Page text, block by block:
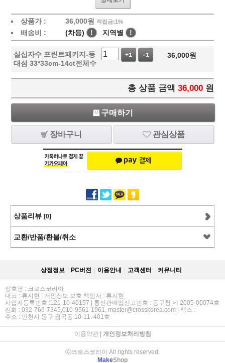
상품가 : 36,000원 적립금:1%
배송비 : (차등) ! 지역별 !
실십자수 프린트패키지-등
대섬 33*33cm-14ct전체수
+1 -1 36,000원
총 상품 금액 36,000 원
구매하기
장바구니 관심상품
상품리뷰 [0]
교환/반품/환불/취소
상점정보 PC버젼 이용안내 고객센터 커뮤니티
상호명 : 크로스코리아
대표 : 류지현 | 개인정보 보호 책임자 : 류지현
사업자등록번호 :121-10-40157 | 통신판매업신고번호 : 동구청 제 2005-00074호
전화 : 032-766-7345,010-9561-1961, master@crosskorea.com | 팩스 :
주소 : 인천시 동구 금곡동 10-11. 401호
이용약관| 개인정보처리방침
ⓒ크로스코리아 All rights reserved.
MakeShop